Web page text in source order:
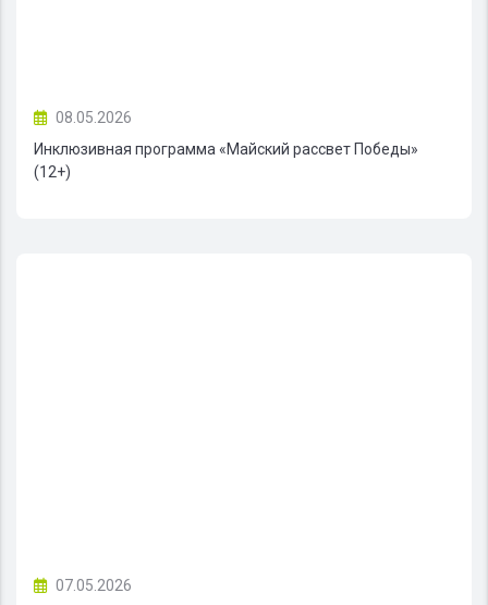
08.05.2026
Инклюзивная программа «Майский рассвет Победы»
(12+)
07.05.2026